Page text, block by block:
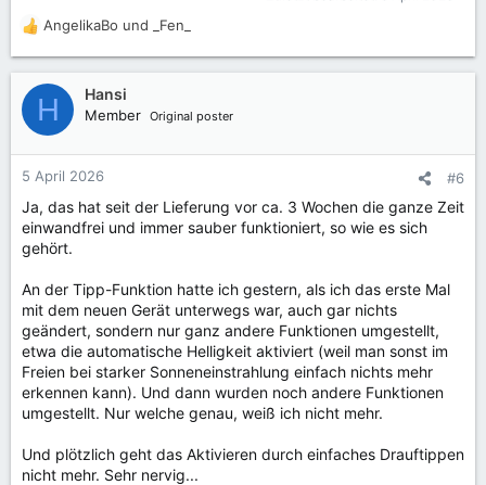
R
e
a
k
t
o
n
n
:
AngelikaBo und _Fen_
H Hansi
Member Original poster
5 April 2026 #6
Ja, das hat seit der Lieferung vor ca. 3 Wochen die ganze Zeit
einwandfrei und immer sauber funktioniert, so wie es sich
gehört.
An der Tipp-Funktion hatte ich gestern, als ich das erste Mal
mit dem neuen Gerät unterwegs war, auch gar nichts
geändert, sondern nur ganz andere Funktionen umgestellt,
etwa die automatische Helligkeit aktiviert (weil man sonst im
Freien bei starker Sonneneinstrahlung einfach nichts mehr
erkennen kann). Und dann wurden noch andere Funktionen
umgestellt. Nur welche genau, weiß ich nicht mehr.
Und plötzlich geht das Aktivieren durch einfaches Drauftippen
nicht mehr. Sehr nervig...